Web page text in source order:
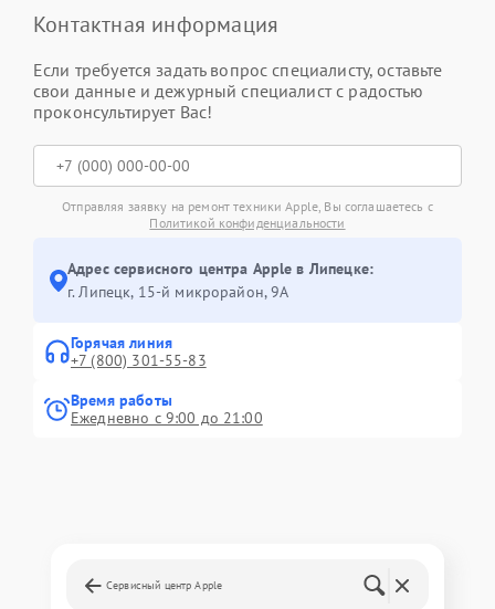
Контактная информация
Если требуется задать вопрос специалисту, оставьте
свои данные и дежурный специалист с радостью
проконсультирует Вас!
Отправляя заявку на ремонт техники Apple, Вы соглашаетесь с
Политикой конфиденциальности
Адрес сервисного центра Apple в Липецке:
г. Липецк, 15-й микрорайон, 9А
Горячая линия
+7 (800) 301-55-83
Время работы
Ежедневно с 9:00 до 21:00
Сервисный центр Apple